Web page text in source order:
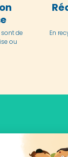
de
ou
En